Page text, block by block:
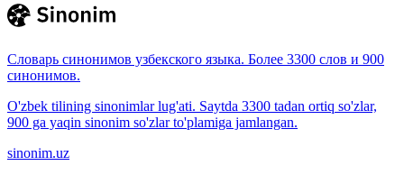
Словарь синонимов узбекского языка. Более 3300 слов и 900
синонимов.
O'zbek tilining sinonimlar lug'ati. Saytda 3300 tadan ortiq so'zlar,
900 ga yaqin sinonim so'zlar to'plamiga jamlangan.
sinonim.uz